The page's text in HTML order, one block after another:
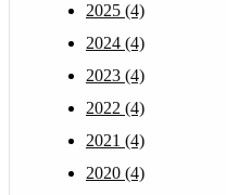
2025 (4)
2024 (4)
2023 (4)
2022 (4)
2021 (4)
2020 (4)